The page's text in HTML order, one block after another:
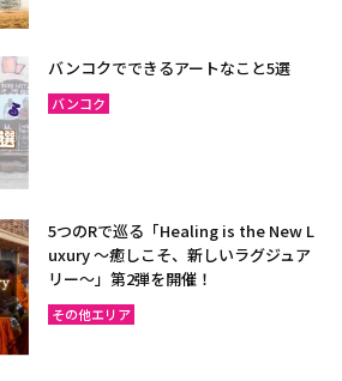
バンコクでできるアートなこと5選
バンコク
5つのRで巡る「Healing is the New L
uxury ～癒しこそ、新しいラグジュア
リー〜」第2弾を開催！
その他エリア